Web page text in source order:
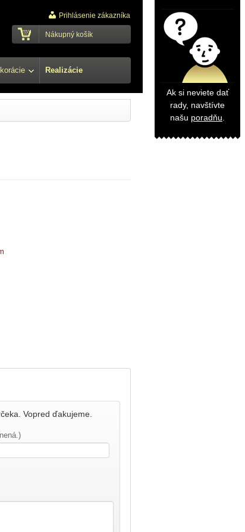
Realizácie
Prihlásenie zákazníka
Nákupný košík
Ak si neviete dať
rady, navštívte
našu poradňu
Vopred ďakujeme.